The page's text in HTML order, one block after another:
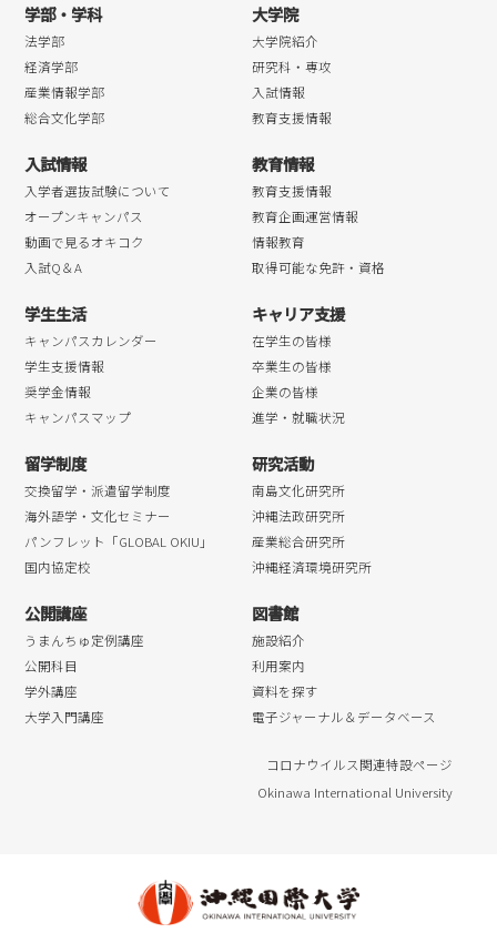
学部・学科
法学部
経済学部
産業情報学部
総合文化学部
大学院
大学院紹介
研究科・専攻
入試情報
教育支援情報
入試情報
入学者選抜試験について
オープンキャンパス
動画で見るオキコク
入試Q＆A
教育情報
教育支援情報
教育企画運営情報
情報教育
取得可能な免許・資格
学生生活
キャンパスカレンダー
学生支援情報
奨学金情報
キャンパスマップ
キャリア支援
在学生の皆様
卒業生の皆様
企業の皆様
進学・就職状況
留学制度
交換留学・派遣留学制度
海外語学・文化セミナー
パンフレット「GLOBAL OKIU」
国内協定校
研究活動
南島文化研究所
沖縄法政研究所
産業総合研究所
沖縄経済環境研究所
公開講座
うまんちゅ定例講座
公開科目
学外講座
大学入門講座
図書館
施設紹介
利用案内
資料を探す
電子ジャーナル＆データベース
コロナウイルス関連特設ページ
Okinawa International University